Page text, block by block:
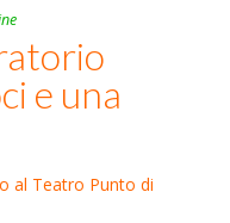
e una
al Teatro Punto di